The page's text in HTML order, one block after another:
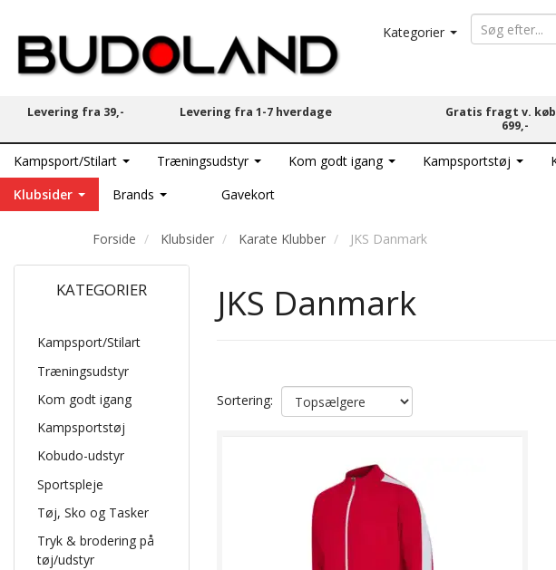
Kategorier
Levering fra 39,- Levering fra 1-7 hverdage
Gratis fragt v.
699,-
Kampsport/Stilart Træningsudstyr Kom godt igang Kampsportstøj
Klubsider
Brands Gavekort
Forside Klubsider Karate Klubber JKS Danmark
KATEGORIER
Kampsport/Stilart
Træningsudstyr
Kom godt igang
Kampsportstøj
Kobudo-udstyr
Sportspleje
Tøj, Sko og Tasker
Tryk & brodering på
tøj/udstyr
JKS Danmark
Sortering: